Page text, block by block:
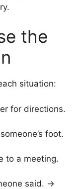
the
situation:
for directions.
foot.
to a meeting.
said. →